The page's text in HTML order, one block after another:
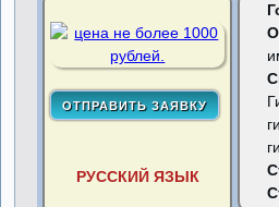
РУССКИЙ ЯЗЫК